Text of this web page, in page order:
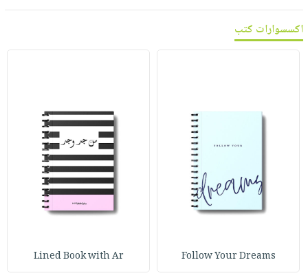
اكسسوارات كتب
Follow Your Dreams
Lined Book with Ar